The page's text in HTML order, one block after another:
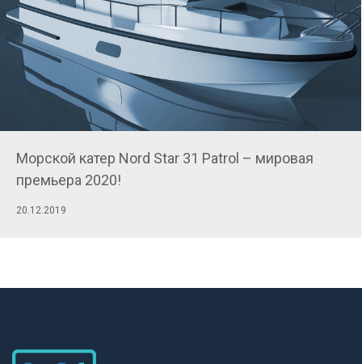
Морской катер Nord Star 31 Patrol – мировая
премьера 2020!
20.12.2019